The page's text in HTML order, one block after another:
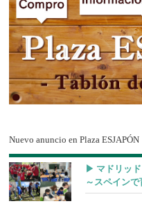
Nuevo anuncio en Plaza ESJAPÓN
▶︎ マドリッ
～スペイン